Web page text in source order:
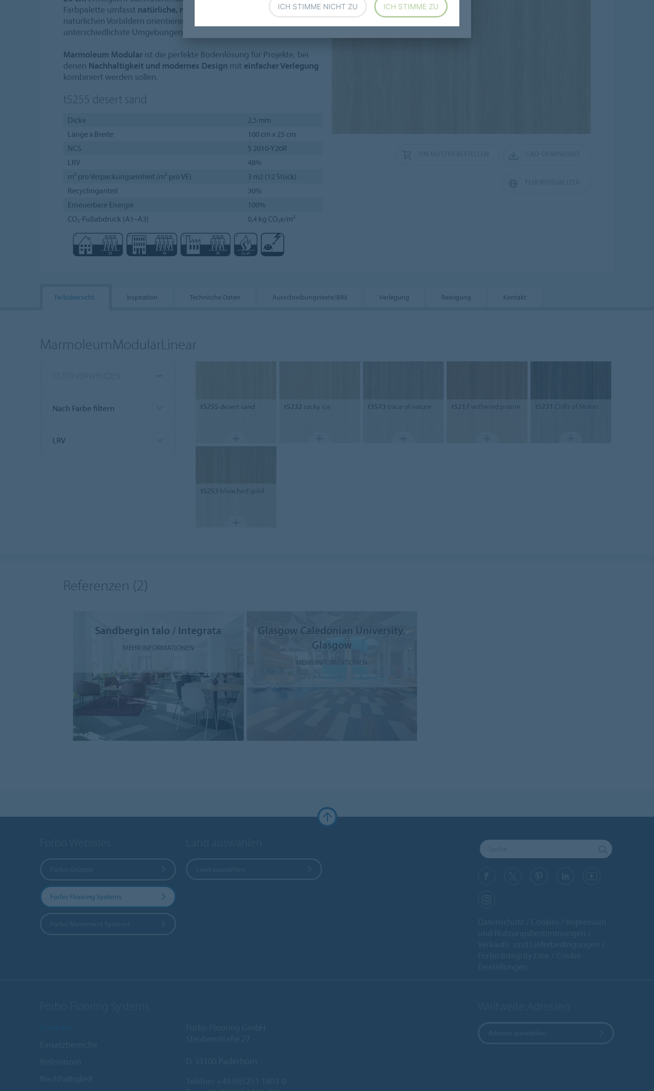
Farbpalette umfasst natürliche, neutrale Töne
, die sich intuitiv an
natürlichen Vorbildern orientieren und harmonisch in
unterschiedlichste Umgebungen einfügen.
Marmoleum Modular ist die perfekte Bodenlösung für Projekte, bei
denen Nachhaltigkeit und modernes Design mit einfacher Verlegung
kombiniert werden sollen.
t5255 desert sand
Dicke
2,5 mm
Länge x Breite
100 cm x 25 cm
NCS
S 2010-Y20R
LRV
48%
m² pro Verpackungseinheit (m² pro VE)
3 m2 (12 Stück)
Recyclinganteil
30%
Erneuerbare Energie
100%
CO₂-Fußabdruck (A1–A3)
0,4 kg CO₂e/m²
Farbübersicht Inspiration Technische Daten Ausschreibungstexte/BIM Verlegung Reinigung Kontakt
MarmoleumModularLinear
Nach Farbe filtern
LRV
t5255 desert sand t5232 rocky ice t3573 trace of nature t5217 withered prairie t5231 Cliffs of Moher
t5253 bleached gold
Referenzen (2)
Sandbergin talo / Integrata
MEHR INFORMATIONEN
Glasgow Caledonian University,
Glasgow
MEHR INFORMATIONEN
Forbo Flooring Systems
ICH STIMME NICHT ZU ICH STIMME ZU